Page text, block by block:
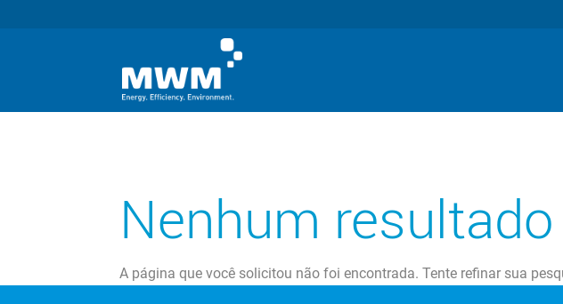
Nenhum
A página que você solicitou não foi encontrada. Tente refinar sua